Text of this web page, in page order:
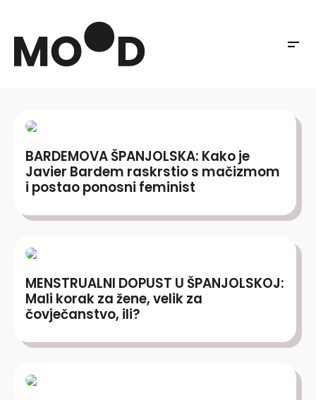
BARDEMOVA ŠPANJOLSKA: Kako je
Javier Bardem raskrstio s mačizmom
i postao ponosni feminist
MENSTRUALNI DOPUST U ŠPANJOLSKOJ:
Mali korak za žene, velik za
čovječanstvo, ili?